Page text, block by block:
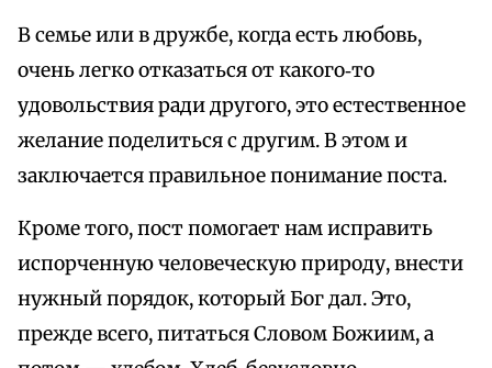
В семье или в дружбе, когда есть любовь,
очень легко отказаться от какого‑то
удовольствия ради другого, это естественное
желание поделиться с другим. В этом и
заключается правильное понимание поста.
Кроме того, пост помогает нам исправить
испорченную человеческую природу, внести
нужный порядок, который Бог дал. Это,
прежде всего, питаться Словом Божиим, а